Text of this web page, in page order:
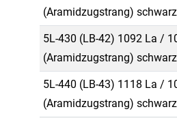
(Aramidzugstrang) schwarz
5L-430 (LB-42) 1092 La /
(Aramidzugstrang) schwarz
5L-440 (LB-43) 1118 La /
(Aramidzugstrang) schwarz